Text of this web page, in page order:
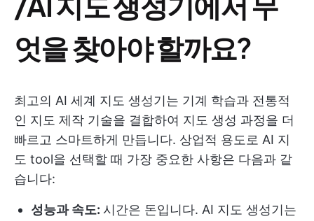
엇을 찾아야 할까요?
최고의 AI 세계 지도 생성기는 기계 학습과 전통적
인 지도 제작 기술을 결합하여 지도 생성 과정을 더
빠르고 스마트하게 만듭니다. 상업적 용도로 AI 지
도 tool을 선택할 때 가장 중요한 사항은 다음과 같
습니다:
성능과 속도: 시간은 돈입니다. AI 지도 생성기는